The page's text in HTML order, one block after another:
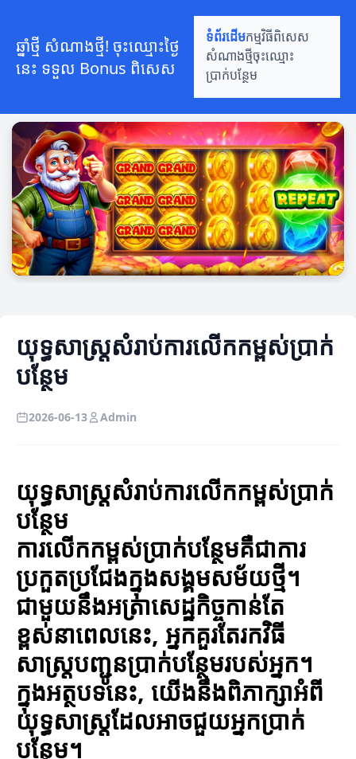
ឆ្នាំថ្មី សំណាងថ្មី! ចុះឈ្មោះថ្ងៃ
នេះ ទទួល Bonus ពិសេស
ទំព័រដើមកម្មវិធីពិសេស
សំណាងថ្មីចុះឈ្មោះ
ប្រាក់បន្ថែម
យុទ្ធសាស្ត្រសំរាប់ការលើកកម្ពស់ប្រាក់
បន្ថែម
2026-06-13 Admin
យុទ្ធសាស្ត្រសំរាប់ការលើកកម្ពស់ប្រាក់
បន្ថែម
ការលើកកម្ពស់ប្រាក់បន្ថែមគឺជាការ
ប្រកួតប្រជែងក្នុងសង្គមសម័យថ្មី។
ជាមួយនឹងអត្រាសេដ្ឋកិច្ចកាន់តែ
ខ្ពស់នាពេលនេះ, អ្នកគួរតែរកវិធី
សាស្ត្របញ្ជូនប្រាក់បន្ថែមរបស់អ្នក។
ក្នុងអត្ថបទនេះ, យើងនឹងពិភាក្សាអំពី
យុទ្ធសាស្ត្រដែលអាចជួយអ្នកប្រាក់
បន្ថែម។